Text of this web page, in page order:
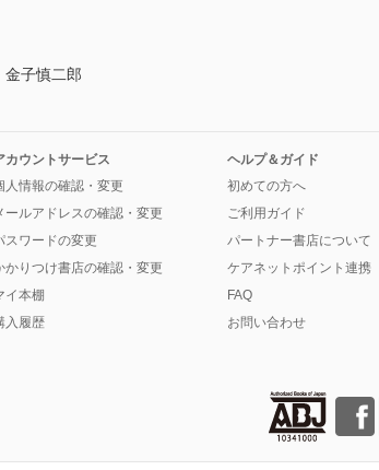
金子慎二郎
カウントサービス
人情報の確認・変更
ールアドレスの確認・変更
スワードの変更
かりつけ書店の確認・変更
イ本棚
入履歴
ヘルプ＆ガイド
初めての方へ
ご利用ガイド
パートナー書店について
ケアネットポイント連携
FAQ
お問い合わせ